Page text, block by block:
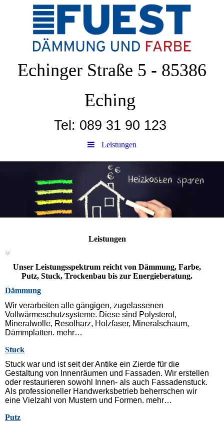
Echinger Straße 5 - 85386
Eching
Tel: 089 31 90 123
Leistungen
Leistungen
Unser Leistungsspektrum reicht von Dämmung, Farbe,
Putz, Stuck, Trockenbau bis zur Energieberatung.
Dämmung
Wir verarbeiten alle gängigen, zugelassenen
Vollwärmeschutzsysteme. Diese sind Polysterol,
Mineralwolle, Resolharz, Holzfaser, Mineralschaum,
Dämmplatten. mehr…
Stuck
Stuck war und ist seit der Antike ein Zierde für die
Gestaltung von Innenräumen und Fassaden. Wir erstellen
oder restaurieren sowohl Innen- als auch Fassadenstuck.
Als professioneller Handwerksbetrieb beherrschen wir
eine Vielzahl von Mustern und Formen. mehr…
Putz